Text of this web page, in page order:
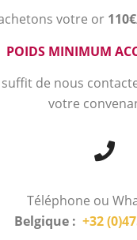
votre or
POIDS MINIMUM
de nous
votre
Téléphone ou
Belgique : +32